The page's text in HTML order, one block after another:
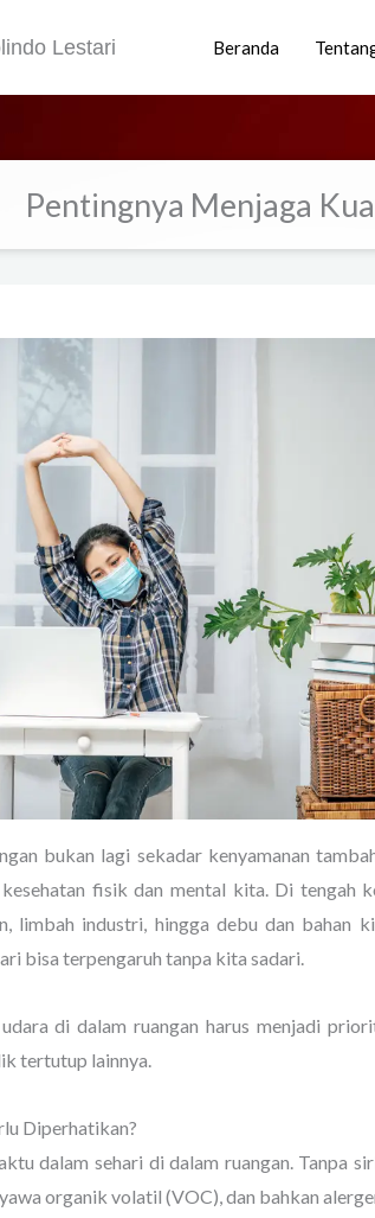
Lestari Beranda
Pentingnya Menjaga
bukan lagi sekadar kenyamanan
fisik dan mental kita. Di tengah
limbah industri, hingga debu dan bahan
bisa terpengaruh tanpa kita sadari.
di dalam ruangan harus menjadi
tertutup lainnya.
Diperhatikan?
dalam sehari di dalam ruangan. Tanpa
organik volatil (VOC), dan bahkan